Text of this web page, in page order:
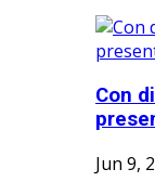
Con
Jun 9,